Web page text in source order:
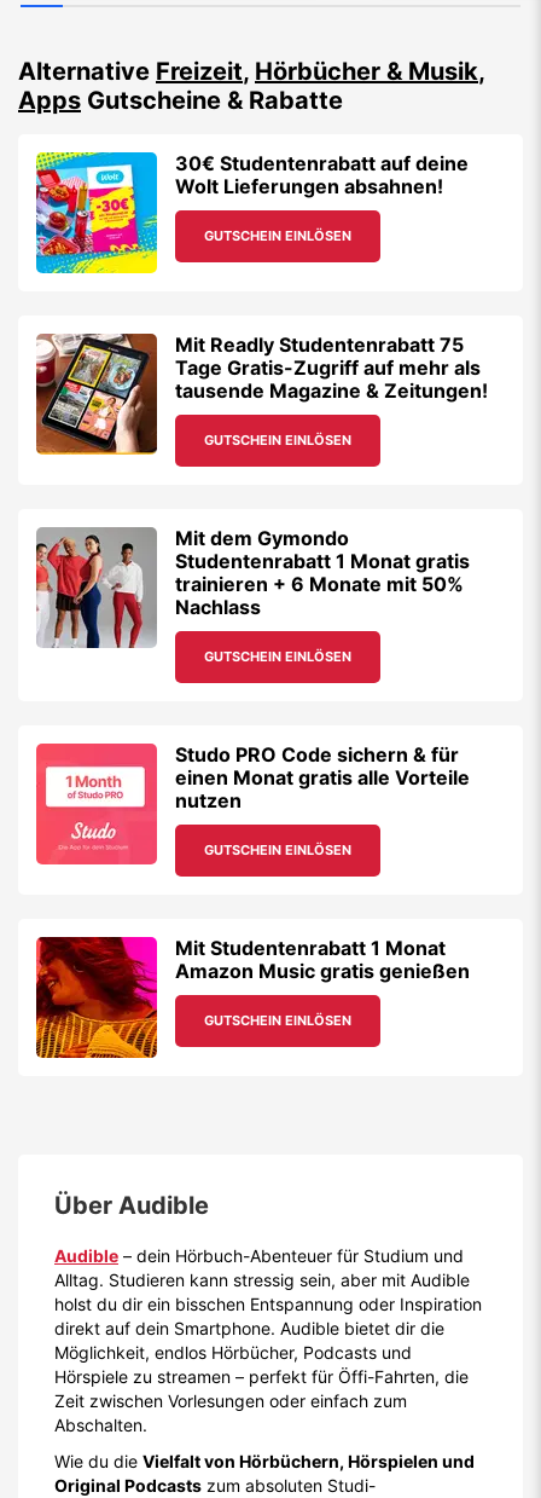
Alternative Freizeit, Hörbücher & Musik,
Apps Gutscheine & Rabatte
30€ Studentenrabatt auf deine
Wolt Lieferungen absahnen!
GUTSCHEIN EINLÖSEN
Mit Readly Studentenrabatt 75
Tage Gratis-Zugriff auf mehr als
tausende Magazine & Zeitungen!
GUTSCHEIN EINLÖSEN
Mit dem Gymondo
Studentenrabatt 1 Monat gratis
trainieren + 6 Monate mit 50%
Nachlass
GUTSCHEIN EINLÖSEN
Studo PRO Code sichern & für
einen Monat gratis alle Vorteile
nutzen
GUTSCHEIN EINLÖSEN
Mit Studentenrabatt 1 Monat
Amazon Music gratis genießen
GUTSCHEIN EINLÖSEN
Über Audible
Audible – dein Hörbuch-Abenteuer für Studium und
Alltag. Studieren kann stressig sein, aber mit Audible
holst du dir ein bisschen Entspannung oder Inspiration
direkt auf dein Smartphone. Audible bietet dir die
Möglichkeit, endlos Hörbücher, Podcasts und
Hörspiele zu streamen – perfekt für Öffi-Fahrten, die
Zeit zwischen Vorlesungen oder einfach zum
Abschalten.
Wie du die Vielfalt von Hörbüchern, Hörspielen und
Original Podcasts zum absoluten Studi-